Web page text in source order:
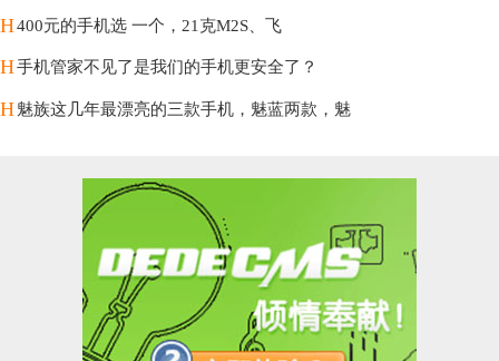
H400元的手机选 一个，21克M2S、飞
H手机管家不见了是我们的手机更安全了？
H魅族这几年最漂亮的三款手机，魅蓝两款，魅